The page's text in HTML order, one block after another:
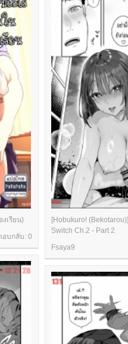
เรียน)
อบกลับ: 0
[Hobukuro!
Switch Ch.2 - Part 2
Fsaya9